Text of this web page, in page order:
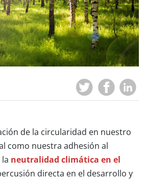
de la circularidad en nuestro
como nuestra adhesión al
la neutralidad climática en el
directa en el desarrollo y